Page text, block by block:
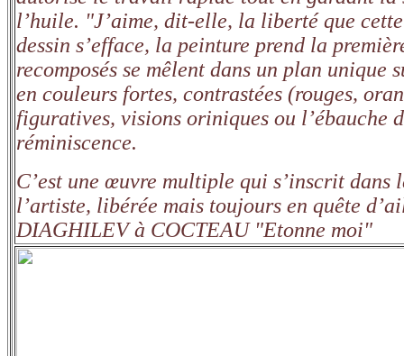
l’huile. "J’aime, dit-elle, la liberté que
dessin s’efface, la peinture prend la
recomposés se mêlent dans un plan
en couleurs fortes, contrastées (rouges,
figuratives, visions oriniques ou l’ébauche
réminiscence.
C’est une œuvre multiple qui s’inscrit
l’artiste, libérée mais toujours en quête
DIAGHILEV à COCTEAU "Etonne moi"